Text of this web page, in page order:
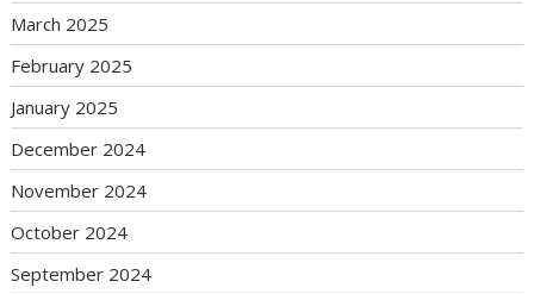
March 2025
February 2025
January 2025
December 2024
November 2024
October 2024
September 2024